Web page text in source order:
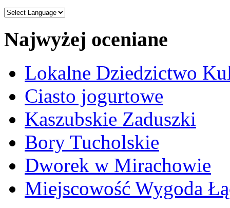
Najwyżej oceniane
Lokalne Dziedzictwo
Ciasto jogurtowe
Kaszubskie Zaduszki
Bory Tucholskie
Dworek w Mirachowie
Miejscowość Wygoda